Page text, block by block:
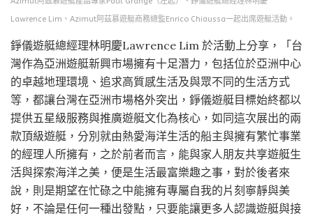
Lawrence Lim、Azimut阿茲慕遊艇商務總監Enrico Chiaussa一起出席遊艇活動。
錚儀遊艇總經理林明慶Lawrence Lim 於活動上分享，「台
灣作為亞洲遊艇新興市場擁有十足潛力，包括位於亞洲中心
的卓越地理環境、追求高質感生活及與眾不同的生活方式
等，都讓台灣在亞洲市場格外突出，錚儀遊艇目標始終都以
提供五星級服務與推廣遊艇文化為核心，如同這次展出的兩
款頂級遊艇，分別就由熱愛海洋生活的船主與擁有繁忙事業
的經理人所擁有，之於前者而言，能與家人朋友共享遊艇生
活與探索海洋之美，便是生活最富樂趣之事，對於後者來
說，則是期望在忙碌之中能擁有專屬自我的片刻寧靜與美
好，不論是任何一種出發點，只要能讓更多人認識遊艇與接